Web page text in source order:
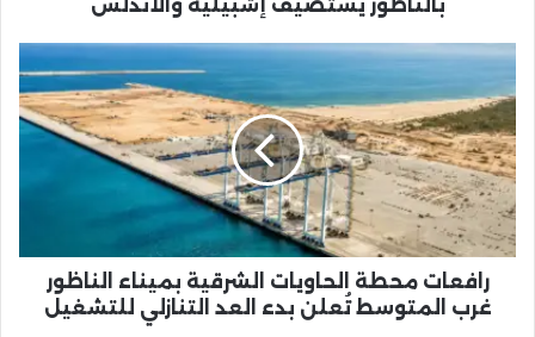
بالناظور يستضيف إشبيلية والأندلس
رافعات
الحاويات
الشرقية
بميناء
الناظور
غرب
المتوسط
تُعلن
العد
رافعات محطة الحاويات الشرقية بميناء الناظور
غرب المتوسط تُعلن بدء العد التنازلي للتشغيل